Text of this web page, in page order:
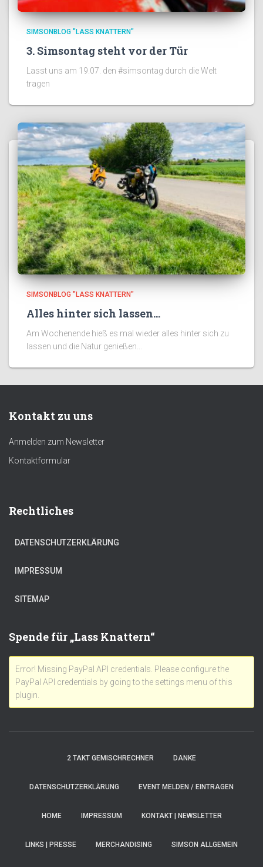
SIMSONBLOG "LASS KNATTERN"
3. Simsontag steht vor der Tür
Lasst uns am 19.07. den #simsontag durch die Welt
tragen
SIMSONBLOG "LASS KNATTERN"
Alles hinter sich lassen…
Am Wochenende hieß es mal wieder alles hinter sich zu
lassen und die Natur genießen...
Kontakt zu uns
Anmelden zum Newsletter
Kontaktformular
Rechtliches
DATENSCHUTZERKLÄRUNG
IMPRESSUM
SITEMAP
Spende für „Lass Knattern“
Error! Missing PayPal API credentials. Please configure the
PayPal API credentials by going to the settings menu of this
plugin.
2 TAKT GEMISCHRECHNER DANKE
DATENSCHUTZERKLÄRUNG EVENT MELDEN / EINTRAGEN
HOME IMPRESSUM KONTAKT | NEWSLETTER
LINKS | PRESSE MERCHANDISING SIMSON ALLGEMEIN